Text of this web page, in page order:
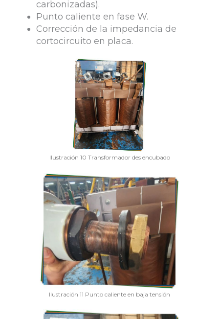
carbonizadas).
Punto caliente en fase W.
Corrección de la impedancia de
cortocircuito en placa.
Ilustración 10 Transformador des encubado
Ilustración 11 Punto caliente en baja tensión